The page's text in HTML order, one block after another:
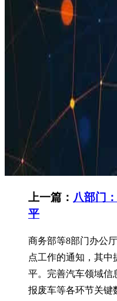
上一篇： 八部门
平
商务部等8部门办公
点工作的通知，其中
平。完善汽车领域信
报废车等各环节关键